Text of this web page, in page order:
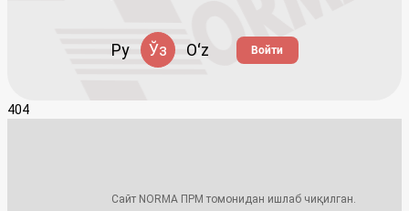
Ру Ўз Oʻz Войти
404
Сайт NORMA ПРМ томонидан ишлаб чиқилган.